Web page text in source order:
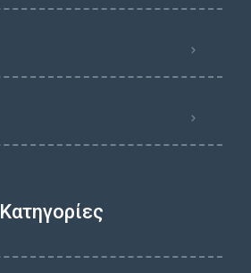
Κατηγορίες